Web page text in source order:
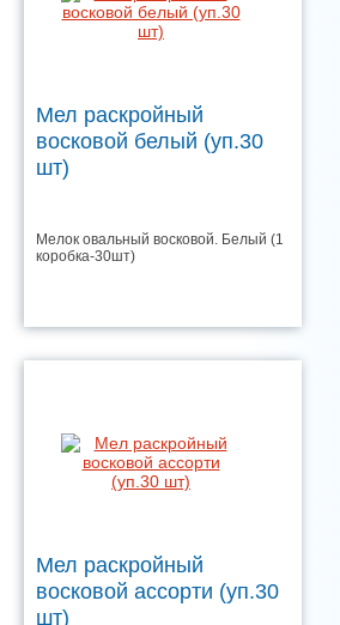
Мел раскройный
восковой белый (уп.30
шт)
Мелок овальный восковой. Белый (1
коробка-30шт)
Мел раскройный
восковой ассорти (уп.30
шт)